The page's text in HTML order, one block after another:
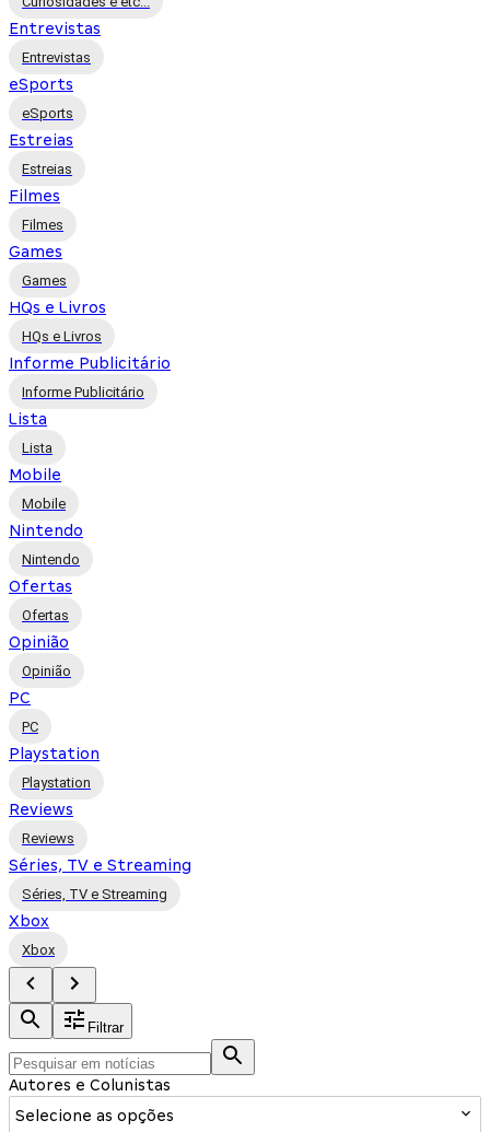
Entrevistas
Entrevistas
eSports
eSports
Estreias
Estreias
Filmes
Filmes
Games
Games
HQs e Livros
HQs e Livros
Informe Publicitário
Informe Publicitário
Lista
Lista
Mobile
Mobile
Nintendo
Nintendo
Ofertas
Ofertas
Opinião
Opinião
PC
PC
Playstation
Playstation
Reviews
Reviews
Séries, TV e Streaming
Séries, TV e Streaming
Xbox
Xbox
Filtrar
Autores e Colunistas
Selecione as opções